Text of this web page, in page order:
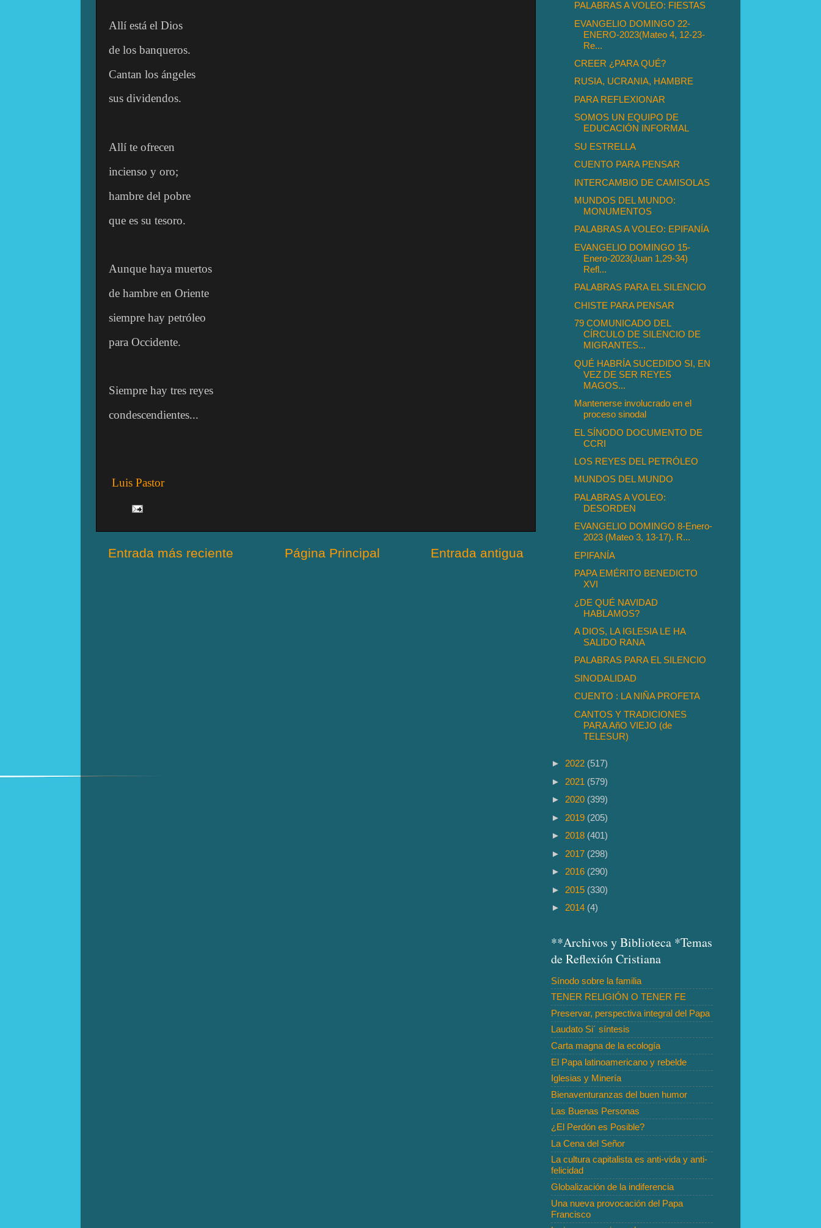
Allí está el Dios
de los banqueros.
Cantan los ángeles
sus dividendos.
Allí te ofrecen
incienso y oro;
hambre del pobre
que es su tesoro.
Aunque haya muertos
de hambre en Oriente
siempre hay petróleo
para Occidente.
Siempre hay tres reyes
condescendientes...
Luis Pastor
Entrada más reciente Entrada antigua
Página Principal
PALABRAS A VOLEO: FIESTAS
EVANGELIO DOMINGO 22-
ENERO-2023(Mateo 4, 12-23-
Re...
CREER ¿PARA QUÉ?
RUSIA, UCRANIA, HAMBRE
PARA REFLEXIONAR
SOMOS UN EQUIPO DE
EDUCACIÓN INFORMAL
SU ESTRELLA
CUENTO PARA PENSAR
INTERCAMBIO DE CAMISOLAS
MUNDOS DEL MUNDO:
MONUMENTOS
PALABRAS A VOLEO: EPIFANÍA
EVANGELIO DOMINGO 15-
Enero-2023(Juan 1,29-34)
Refl...
PALABRAS PARA EL SILENCIO
CHISTE PARA PENSAR
79 COMUNICADO DEL
CÍRCULO DE SILENCIO DE
MIGRANTES...
QUÉ HABRÍA SUCEDIDO SI, EN
VEZ DE SER REYES
MAGOS...
Mantenerse involucrado en el
proceso sinodal
EL SÍNODO DOCUMENTO DE
CCRI
LOS REYES DEL PETRÓLEO
MUNDOS DEL MUNDO
PALABRAS A VOLEO:
DESORDEN
EVANGELIO DOMINGO 8-Enero-
2023 (Mateo 3, 13-17). R...
EPIFANÍA
PAPA EMÉRITO BENEDICTO
XVI
¿DE QUÉ NAVIDAD
HABLAMOS?
A DIOS, LA IGLESIA LE HA
SALIDO RANA
PALABRAS PARA EL SILENCIO
SINODALIDAD
CUENTO : LA NIÑA PROFETA
CANTOS Y TRADICIONES
PARA AñO VIEJO (de
TELESUR)
► 2022 (517)
► 2021 (579)
► 2020 (399)
► 2019 (205)
► 2018 (401)
► 2017 (298)
► 2016 (290)
► 2015 (330)
► 2014 (4)
**Archivos y Biblioteca *Temas
de Reflexión Cristiana
Sínodo sobre la familia
TENER RELIGIÓN O TENER FE
Preservar, perspectiva integral del Papa
Laudato Si´ síntesis
Carta magna de la ecología
El Papa latinoamericano y rebelde
Iglesias y Minería
Bienaventuranzas del buen humor
Las Buenas Personas
¿El Perdón es Posible?
La Cena del Señor
La cultura capitalista es anti-vida y anti-
felicidad
Globalización de la indiferencia
Una nueva provocación del Papa
Francisco